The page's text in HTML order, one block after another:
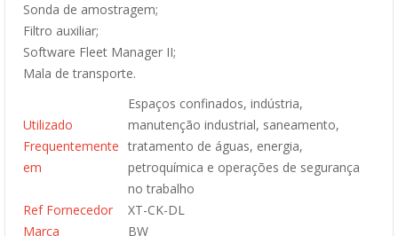
Sonda de amostragem;
Filtro auxiliar;
Software Fleet Manager II;
Mala de transporte.
Utilizado
Frequentemente
em
Espaços confinados, indústria,
manutenção industrial, saneamento,
tratamento de águas, energia,
petroquímica e operações de segurança
no trabalho
Ref Fornecedor
XT-CK-DL
Marca
BW